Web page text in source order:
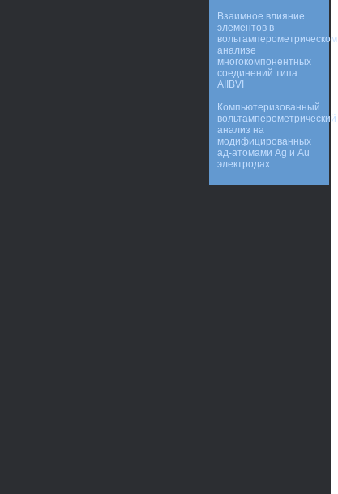
Взаимное влияние
элементов в
вольтамперометрическом
анализе
многокомпонентных
соединений типа
АIIBVI
Компьютеризованный
вольтамперометрический
анализ на
модифицированных
ад-атомами Ag и Au
электродах